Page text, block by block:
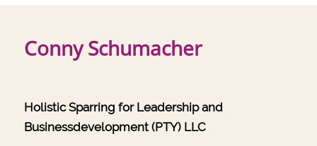
Conny Schumacher
Holistic Sparring for Leadership and
Businessdevelopment (PTY) LLC